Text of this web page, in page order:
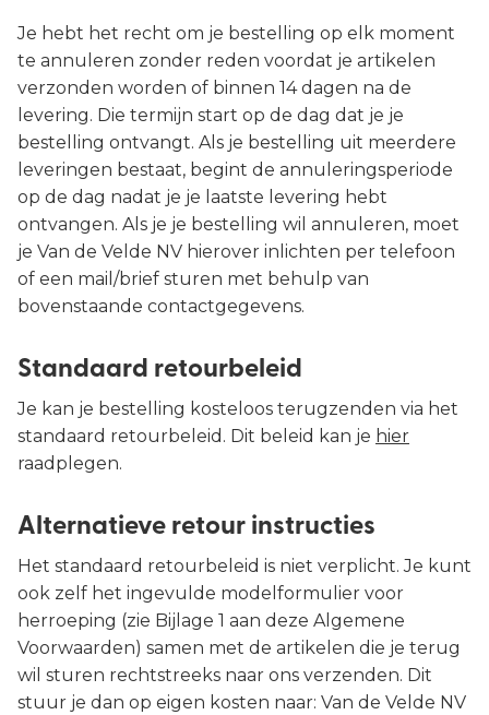
Je hebt het recht om je bestelling op elk moment
te annuleren zonder reden voordat je artikelen
verzonden worden of binnen 14 dagen na de
levering. Die termijn start op de dag dat je je
bestelling ontvangt. Als je bestelling uit meerdere
leveringen bestaat, begint de annuleringsperiode
op de dag nadat je je laatste levering hebt
ontvangen. Als je je bestelling wil annuleren, moet
je Van de Velde NV hierover inlichten per telefoon
of een mail/brief sturen met behulp van
bovenstaande contactgegevens.
Standaard retourbeleid
Je kan je bestelling kosteloos terugzenden via het
standaard retourbeleid. Dit beleid kan je hier
raadplegen.
Alternatieve retour instructies
Het standaard retourbeleid is niet verplicht. Je kunt
ook zelf het ingevulde modelformulier voor
herroeping (zie Bijlage 1 aan deze Algemene
Voorwaarden) samen met de artikelen die je terug
wil sturen rechtstreeks naar ons verzenden. Dit
stuur je dan op eigen kosten naar: Van de Velde NV